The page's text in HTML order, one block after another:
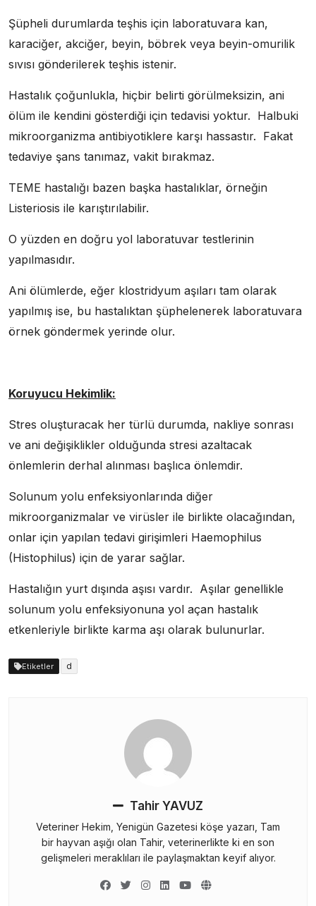
Şüpheli durumlarda teşhis için laboratuvara kan,
karaciğer, akciğer, beyin, böbrek veya beyin-omurilik
sıvısı gönderilerek teşhis istenir.
Hastalık çoğunlukla, hiçbir belirti görülmeksizin, ani
ölüm ile kendini gösterdiği için tedavisi yoktur. Halbuki
mikroorganizma antibiyotiklere karşı hassastır. Fakat
tedaviye şans tanımaz, vakit bırakmaz.
TEME hastalığı bazen başka hastalıklar, örneğin
Listeriosis ile karıştırılabilir.
O yüzden en doğru yol laboratuvar testlerinin
yapılmasıdır.
Ani ölümlerde, eğer klostridyum aşıları tam olarak
yapılmış ise, bu hastalıktan şüphelenerek laboratuvara
örnek göndermek yerinde olur.
Koruyucu Hekimlik:
Stres oluşturacak her türlü durumda, nakliye sonrası
ve ani değişiklikler olduğunda stresi azaltacak
önlemlerin derhal alınması başlıca önlemdir.
Solunum yolu enfeksiyonlarında diğer
mikroorganizmalar ve virüsler ile birlikte olacağından,
onlar için yapılan tedavi girişimleri Haemophilus
(Histophilus) için de yarar sağlar.
Hastalığın yurt dışında aşısı vardır. Aşılar genellikle
solunum yolu enfeksiyonuna yol açan hastalık
etkenleriyle birlikte karma aşı olarak bulunurlar.
Etiketler d
Tahir YAVUZ
Veteriner Hekim, Yenigün Gazetesi köşe yazarı, Tam
bir hayvan aşığı olan Tahir, veterinerlikte ki en son
gelişmeleri meraklıları ile paylaşmaktan keyif alıyor.